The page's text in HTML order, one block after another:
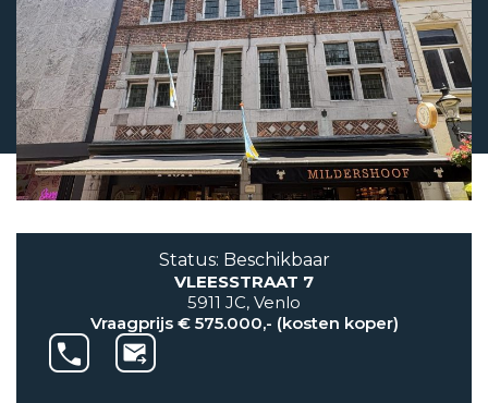
VERZEKERINGEN
NIEUWS & MEDIA
OVER ONS
REVIEWS
AANBOD
5931 CX Tegelen
Status: Beschikbaar
VLEESSTRAAT 7
5911 JC, Venlo
Vraagprijs € 575.000,- (kosten koper)